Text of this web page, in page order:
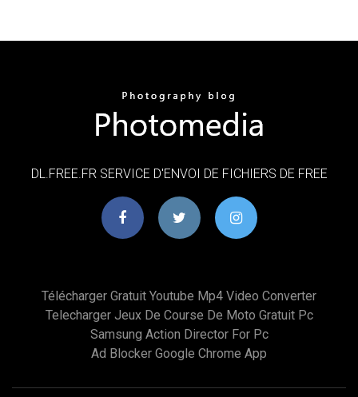
DL.FREE.FR SERVICE D'ENVOI DE FICHIERS DE FREE
Télécharger Gratuit Youtube Mp4 Video Converter
Telecharger Jeux De Course De Moto Gratuit Pc
Samsung Action Director For Pc
Ad Blocker Google Chrome App